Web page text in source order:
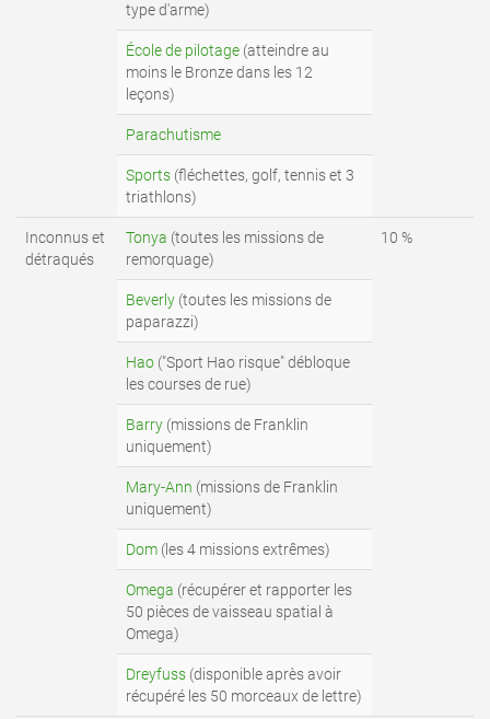
type d'arme)
École de pilotage (atteindre au
moins le Bronze dans les 12
leçons)
Parachutisme
Sports (fléchettes, golf, tennis et 3
triathlons)
Inconnus et
détraqués
Tonya (toutes les missions de
remorquage)
10 %
Beverly (toutes les missions de
paparazzi)
Hao ("Sport Hao risque" débloque
les courses de rue)
Barry (missions de Franklin
uniquement)
Mary-Ann (missions de Franklin
uniquement)
Dom (les 4 missions extrêmes)
Omega (récupérer et rapporter les
50 pièces de vaisseau spatial à
Omega)
Dreyfuss (disponible après avoir
récupéré les 50 morceaux de lettre)